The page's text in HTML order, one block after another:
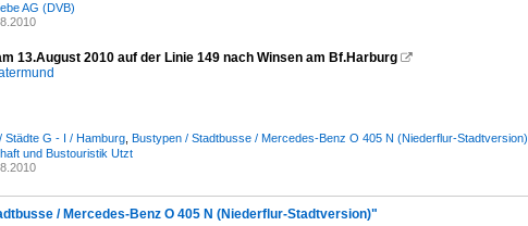
AG (DVB)
13.August 2010 auf der Linie 149 nach Winsen am Bf.Harburg 
Städte G - I / Hamburg Bustypen / Stadtbusse / Mercedes-Benz O 405 N (Niederflur-Stadtversion)
und Bustouristik Utzt
/ Mercedes-Benz O 405 N (Niederflur-Stadtversion)"